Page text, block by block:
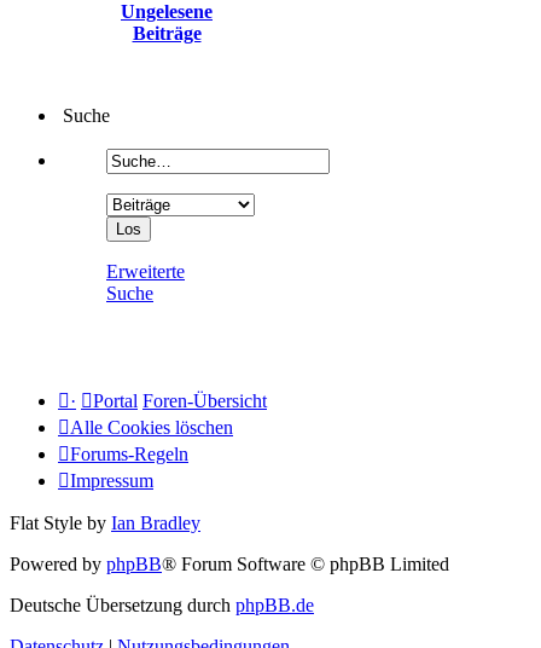
Ungelesene
Beiträge
Suche
Erweiterte
Suche
· Portal Foren-Übersicht
Alle Cookies löschen
Forums-Regeln
Impressum
Flat Style by Ian Bradley
Powered by phpBB® Forum Software © phpBB Limited
Deutsche Übersetzung durch phpBB.de